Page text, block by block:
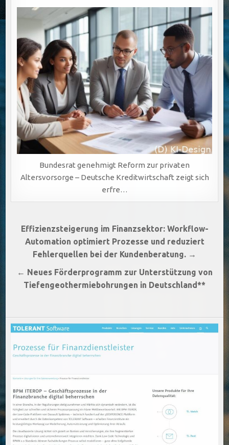
Bundesrat genehmigt Reform zur privaten
Altersvorsorge – Deutsche Kreditwirtschaft zeigt sich
erfre…
Beitragsnavigation
Effizienzsteigerung im Finanzsektor: Workflow-
Automation optimiert Prozesse und reduziert
Fehlerquellen bei der Kundenberatung. →
← Neues Förderprogramm zur Unterstützung von
Tiefengeothermiebohrungen in Deutschland**